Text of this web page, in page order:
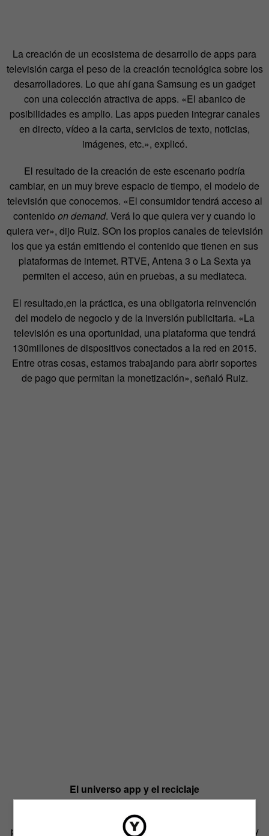
La creación de un ecosistema de desarrollo de apps para
televisión carga el peso de la creación tecnológica sobre los
desarrolladores. Lo que ahí gana Samsung es un gadget
con una colección atractiva de apps. «El abanico de
posibilidades es amplio. Las apps pueden integrar canales
en directo, vídeo a la carta, servicios de texto, noticias,
imágenes, etc.», explicó.
El resultado de la creación de este escenario podría
cambiar, en un muy breve espacio de tiempo, el modelo de
televisión que conocemos. «El consumidor tendrá acceso al
contenido on demand. Verá lo que quiera ver y cuando lo
quiera ver», dijo Ruiz. SOn los propios canales de televisión
los que ya están emitiendo el contenido que tienen en sus
plataformas de internet. RTVE, Antena 3 o La Sexta ya
permiten el acceso, aún en pruebas, a su mediateca.
El resultado,en la práctica, es una obligatoria reinvención
del modelo de negocio y de la inversión publicitaria. «La
televisión es una oportunidad, una plataforma que tendrá
130millones de dispositivos conectados a la red en 2015.
Entre otras cosas, estamos trabajando para abrir soportes
de pago que permitan la monetización», señaló Ruiz.
El universo app y el reciclaje
Que la escena de desarrollo de apps es una oportunidad
potencialmente muy interesante, parece claro a día de hoy